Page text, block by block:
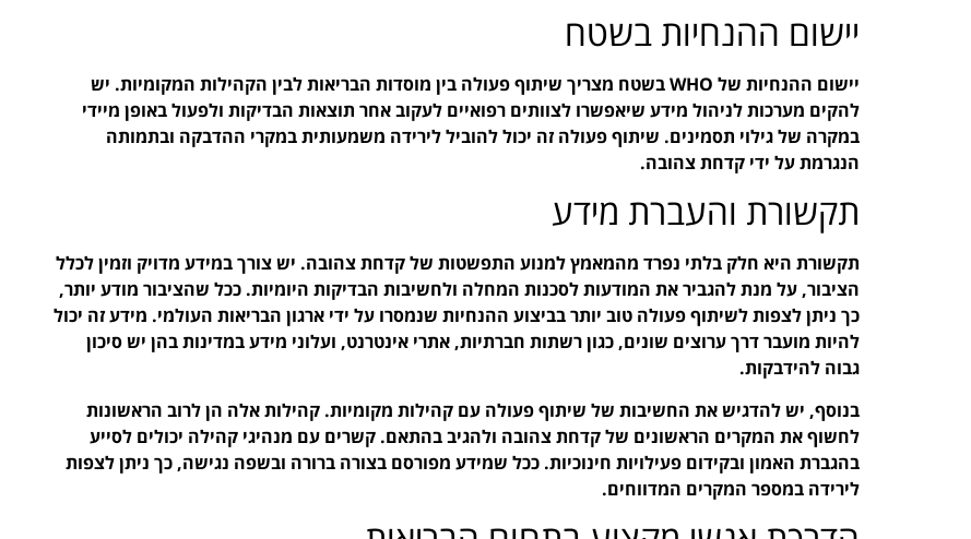
יישום ההנחיות בשטח
יישום ההנחיות של WHO בשטח מצריך שיתוף פעולה בין מוסדות הבריאות לבין הקהילות המקומיות. יש
להקים מערכות לניהול מידע שיאפשרו לצוותים רפואיים לעקוב אחר תוצאות הבדיקות ולפעול באופן מיידי
במקרה של גילוי תסמינים. שיתוף פעולה זה יכול להוביל לירידה משמעותית במקרי ההדבקה ובתמותה
הנגרמת על ידי קדחת צהובה.
תקשורת והעברת מידע
תקשורת היא חלק בלתי נפרד מהמאמץ למנוע התפשטות של קדחת צהובה. יש צורך במידע מדויק וזמין לכלל
הציבור, על מנת להגביר את המודעות לסכנות המחלה ולחשיבות הבדיקות היומיות. ככל שהציבור מודע יותר,
כך ניתן לצפות לשיתוף פעולה טוב יותר בביצוע ההנחיות שנמסרו על ידי ארגון הבריאות העולמי. מידע זה יכול
להיות מועבר דרך ערוצים שונים, כגון רשתות חברתיות, אתרי אינטרנט, ועלוני מידע במדינות בהן יש סיכון
גבוה להידבקות.
בנוסף, יש להדגיש את החשיבות של שיתוף פעולה עם קהילות מקומיות. קהילות אלה הן לרוב הראשונות
לחשוף את המקרים הראשונים של קדחת צהובה ולהגיב בהתאם. קשרים עם מנהיגי קהילה יכולים לסייע
בהגברת האמון ובקידום פעילויות חינוכיות. ככל שמידע מפורסם בצורה ברורה ובשפה נגישה, כך ניתן לצפות
לירידה במספר המקרים המדווחים.